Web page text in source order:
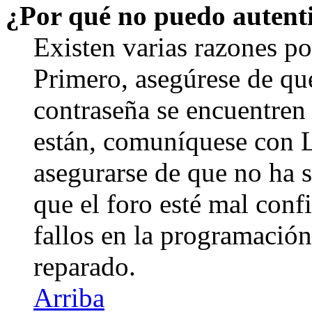
¿Por qué no puedo
Existen varias razones
Primero, asegúrese de
contraseña se
están, comuníquese
asegurarse de que no
que el foro esté mal
fallos en la
reparado.
Arriba